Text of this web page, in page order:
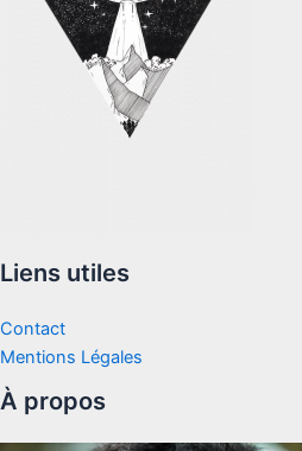
Liens utiles
Contact
Mentions Légales
À propos